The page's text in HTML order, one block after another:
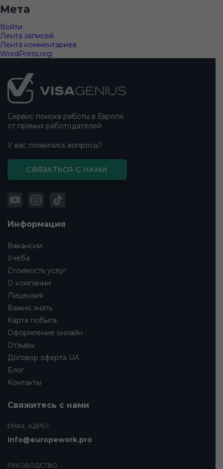
Мета
Войти
Лента записей
Лента комментариев
WordPress.org
Подвал
сайта
Сервис поиска работы в Европе
от прямых работодателей
У вас появились вопросы?
СВЯЗАТЬСЯ С НАМИ
Информация
Вакансии
Учёба
Стоимость услуг
О компании
Лицензия
Важно знать
Карта побыта
Оформление онлайн
Отзывы
Договор оферта UA
Блог
Контакты
Свяжитесь с нами
EMAIL АДРЕС
info@europework.pro
РУКОВОДСТВО